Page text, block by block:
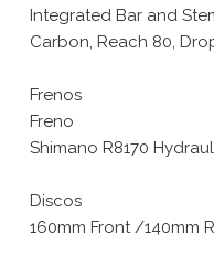
Integrated Bar and
Carbon, Reach 80,
Frenos
Freno
Shimano R8170
Discos
160mm Front /140mm